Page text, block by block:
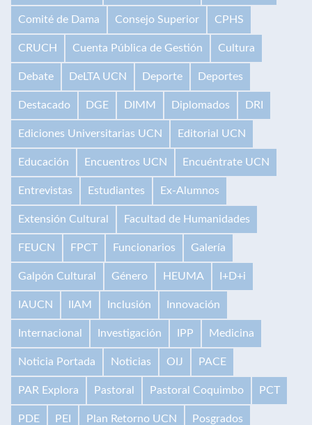
Comité de Dama Consejo Superior CPHS
CRUCH Cuenta Pública de Gestión Cultura
Debate DeLTA UCN Deporte Deportes
Destacado DGE DIMM Diplomados DRI
Ediciones Universitarias UCN Editorial UCN
Educación Encuentros UCN Encuéntrate UCN
Entrevistas Estudiantes Ex-Alumnos
Extensión Cultural Facultad de Humanidades
FEUCN FPCT Funcionarios Galería
Galpón Cultural Género HEUMA I+D+i
IAUCN IIAM Inclusión Innovación
Internacional Investigación IPP Medicina
Noticia Portada Noticias OIJ PACE
PAR Explora Pastoral Pastoral Coquimbo PCT
PDE PEI Plan Retorno UCN Posgrados